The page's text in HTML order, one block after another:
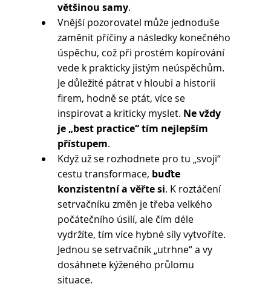
většinou samy.
Vnější pozorovatel může jednoduše
zaměnit příčiny a následky konečného
úspěchu, což při prostém kopírování
vede k prakticky jistým neúspěchům.
Je důležité pátrat v hloubi a historii
firem, hodně se ptát, více se
inspirovat a kriticky myslet. Ne vždy
je „best practice“ tím nejlepším
přístupem.
Když už se rozhodnete pro tu „svoji“
cestu transformace, buďte
konzistentní a věřte si. K roztáčení
setrvačníku změn je třeba velkého
počátečního úsilí, ale čím déle
vydržíte, tím více hybné síly vytvoříte.
Jednou se setrvačník „utrhne“ a vy
dosáhnete kýženého průlomu
situace.